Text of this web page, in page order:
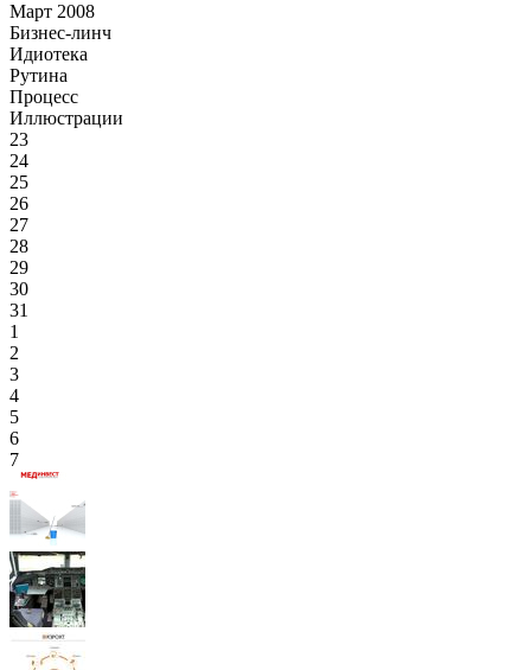
Март 2008
Бизнес-линч
Идиотека
Рутина
Процесс
Иллюстрации
23
24
25
26
27
28
29
30
31
1
2
3
4
5
6
7